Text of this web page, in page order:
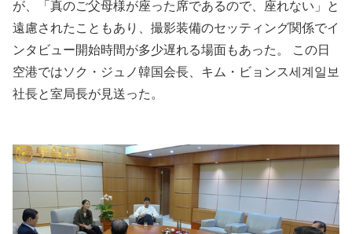
が、「真のご父母様が座った席であるので、座れない」と
遠慮されたこともあり、撮影装備のセッティング関係でイ
ンタビュー開始時間が多少遅れる場面もあった。 この日
空港ではソク・ジュノ韓国会長、キム・ビョンス세계일보
社長と室局長が見送った。